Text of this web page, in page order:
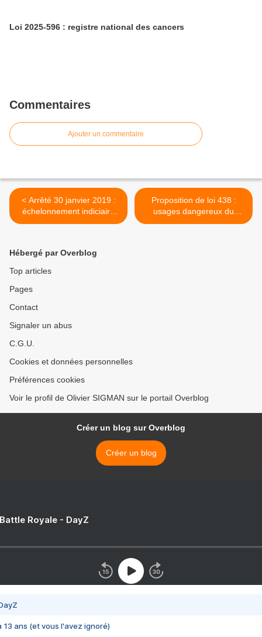
Loi 2025-596 : registre national des cancers
Commentaires
Ajouter un commentaire
< Arrêté 30 janvier 2019 :
échelonnement indiciaire
applicable aux cadres
hospitalière
Proposition de loi 438 :
usages dangereux du
protoxyde d'azote >
Hébergé par Overblog
Top articles
Pages
Contact
Signaler un abus
C.G.U.
Cookies et données personnelles
Préférences cookies
Voir le profil de Olivier SIGMAN sur le portail Overblog
Créer un blog sur Overblog
Créer un blog
Royale - DayZ
13 ans (et vous l'avez ignoré)